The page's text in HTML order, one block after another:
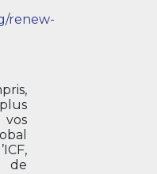
renew-
de